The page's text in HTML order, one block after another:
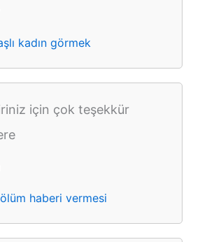
kadın görmek
için çok teşekkür
haberi vermesi